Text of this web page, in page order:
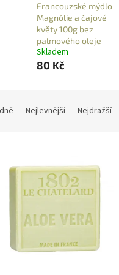
Francouzské mýdlo -
Magnólie a čajové
květy 100g bez
palmového oleje
Skladem
80 Kč
Nejlevnější Nejdražší